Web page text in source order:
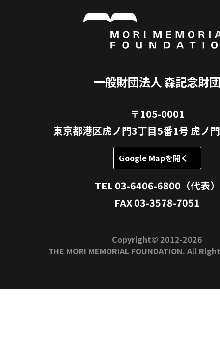
一般財団法人 森記念財団
〒105-0001
東京都港区虎ノ門3丁目5番1号 虎ノ
Google Mapを開く
TEL 03-6406-6800（代表）
FAX 03-3578-7051
Copyright© 2012-2026
THE MORI MEMORIAL FOUNDATION. All